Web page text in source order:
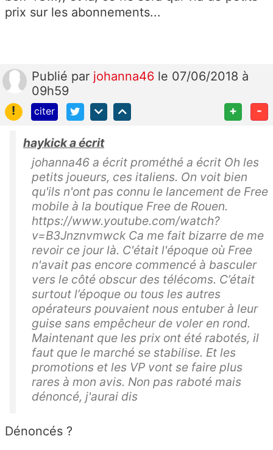
prix sur les abonnements...
Publié par johanna46 le 07/06/2018 à
09h59
!
citer + -
haykick a écrit
johanna46 a écrit prométhé a écrit Oh les
petits joueurs, ces italiens. On voit bien
qu'ils n'ont pas connu le lancement de Free
mobile à la boutique Free de Rouen.
https://www.youtube.com/watch?
v=B3Jnznvmwck Ca me fait bizarre de me
revoir ce jour là. C'était l'époque où Free
n'avait pas encore commencé à basculer
vers le côté obscur des télécoms. C’était
surtout l’époque ou tous les autres
opérateurs pouvaient nous entuber à leur
guise sans empêcheur de voler en rond.
Maintenant que les prix ont été rabotés, il
faut que le marché se stabilise. Et les
promotions et les VP vont se faire plus
rares à mon avis. Non pas raboté mais
dénoncé, j'aurai dis
Dénoncés ?